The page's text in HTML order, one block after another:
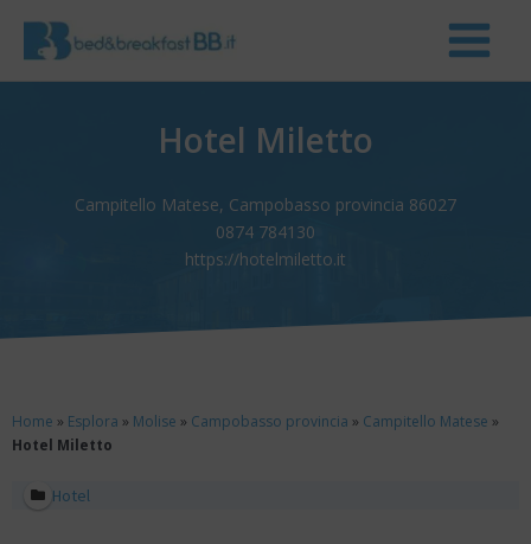
Hotel Miletto
Campitello Matese, Campobasso provincia 86027
0874 784130
https://hotelmiletto.it
Home » Esplora » Molise » Campobasso provincia » Campitello Matese »
Hotel Miletto
Hotel